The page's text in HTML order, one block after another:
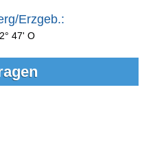
Erzgeb.:
47' O